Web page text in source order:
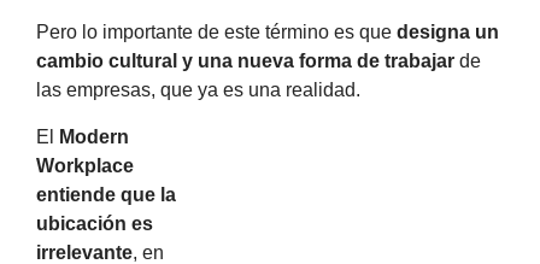
Pero lo importante de este término es que designa un
cambio cultural y una nueva forma de trabajar de
las empresas, que ya es una realidad.
El
Modern
Workplace
entiende que la
ubicación es
irrelevante, en